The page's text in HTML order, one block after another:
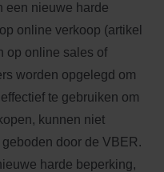
een nieuwe harde
online verkoop (artikel
op online sales of
worden opgelegd om
te gebruiken om
kunnen niet
door de VBER.
harde beperking,